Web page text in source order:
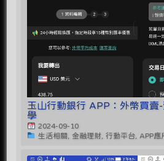
玉山行動銀行 APP：外幣買賣
學
2024-09-10
生活相關, 金融理財, 行動平台, APP